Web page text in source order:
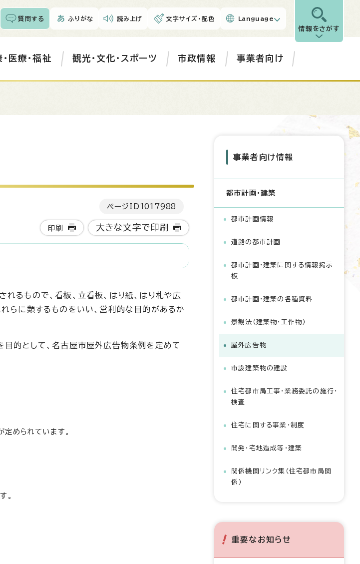
質問する ふりがな 読み上げ 文字サイズ・配色 Language
情報をさがす
医療・福祉 観光・文化・スポーツ 市政情報 事業者向け
ページID 1017988
印刷 大きな文字で印刷
るもので、看板、立看板、はり紙、はり札や広
らに類するものをいい、営利的な目的があるか
的として、名古屋市屋外広告物条例を定めて
められています。
。
事業者向け情報
都市計画・建築
都市計画情報
道路の都市計画
都市計画・建築に関する情報掲示
板
都市計画・建築の各種資料
景観法（建築物・工作物）
屋外広告物
市設建築物の建設
住宅都市局工事・業務委託の施行・
検査
住宅に関する事業・制度
開発・宅地造成等・建築
関係機関リンク集（住宅都市局関
係）
重要なお知らせ